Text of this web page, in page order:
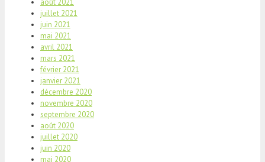
juillet 2021
juin 2021
mai 2021
avril 2021
mars 2021
février 2021
janvier 2021
décembre 2020
novembre 2020
septembre 2020
août 2020
juillet 2020
juin 2020
mai 2020